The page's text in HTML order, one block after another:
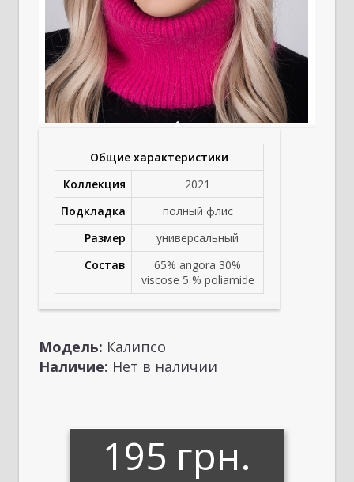
Общие характеристики
Коллекция
2021
Подкладка
полный флис
Размер
универсальный
Состав
65% angora 30%
viscose 5 % poliamide
Модель: Калипсо
Наличие: Нет в наличии
195 грн.